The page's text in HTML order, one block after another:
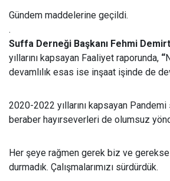
Gündem maddelerine geçildi.
.
Suffa Derneği Başkanı Fehmi
yıllarını kapsayan Faaliyet raporunda, “
devamlılık esas ise inşaat işinde de
2020-2022 yıllarını kapsayan
beraber hayırseverleri de olumsuz
Her şeye rağmen gerek biz ve
durmadık. Çalışmalarımızı sürdürdük.